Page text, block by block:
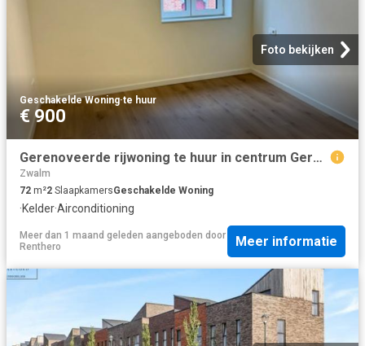
Foto bekijken
Geschakelde Woning·te huur
€ 900
Gerenoveerde rijwoning te huur in centrum Geraardsbergen
Zwalm
72 m²2 SlaapkamersGeschakelde Woning
·Kelder·Airconditioning
Meer dan 1 maand geleden aangeboden door
Renthero
Meer informatie